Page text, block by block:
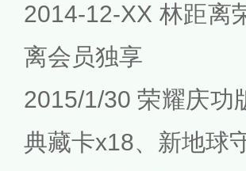
2014-12-XX 林距离
离会员独享
2015/1/30 荣耀庆功
典藏卡x18、新地球